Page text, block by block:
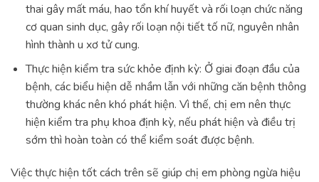
thai gây mất máu, hao tổn khí huyết và rối loạn chức năng
cơ quan sinh dục, gây rối loạn nội tiết tố nữ, nguyên nhân
hình thành u xơ tử cung.
Thực hiện kiểm tra sức khỏe định kỳ: Ở giai đoạn đầu của
bệnh, các biểu hiện dễ nhầm lẫn với những căn bệnh thông
thường khác nên khó phát hiện. Vì thế, chị em nên thực
hiện kiểm tra phụ khoa định kỳ, nếu phát hiện và điều trị
sớm thì hoàn toàn có thể kiểm soát được bệnh.
Việc thực hiện tốt cách trên sẽ giúp chị em phòng ngừa hiệu